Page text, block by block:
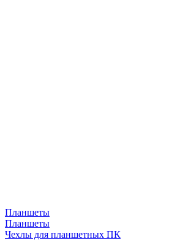
Планшеты
Планшеты
Чехлы для планшетных ПК